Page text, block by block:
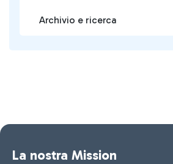
Archivio e ricerca
La nostra Mission